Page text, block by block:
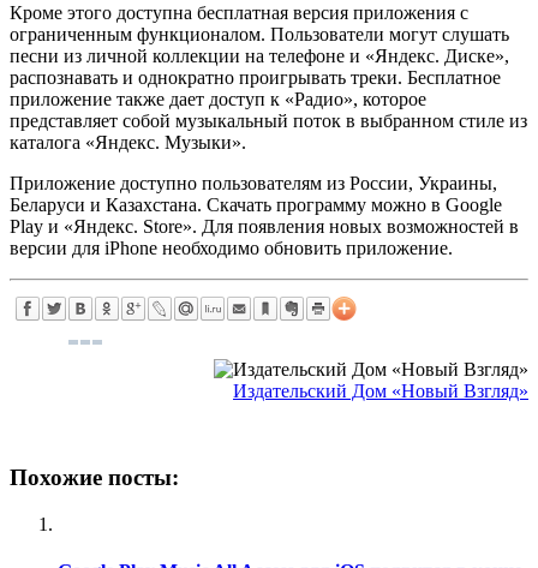
Кроме этого доступна бесплатная версия приложения с
ограниченным функционалом. Пользователи могут слушать
песни из личной коллекции на телефоне и «Яндекс. Диске»,
распознавать и однократно проигрывать треки. Бесплатное
приложение также дает доступ к «Радио», которое
представляет собой музыкальный поток в выбранном стиле из
каталога «Яндекс. Музыки».
Приложение доступно пользователям из России, Украины,
Беларуси и Казахстана. Скачать программу можно в Google
Play и «Яндекс. Store». Для появления новых возможностей в
версии для iPhone необходимо обновить приложение.
Издательский Дом «Новый Взгляд»
Похожие посты: